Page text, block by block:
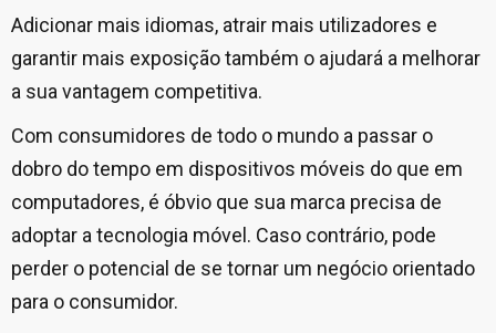
Adicionar mais idiomas, atrair mais utilizadores e
garantir mais exposição também o ajudará a melhorar
a sua vantagem competitiva.
Com consumidores de todo o mundo a passar o
dobro do tempo em dispositivos móveis do que em
computadores, é óbvio que sua marca precisa de
adoptar a tecnologia móvel. Caso contrário, pode
perder o potencial de se tornar um negócio orientado
para o consumidor.